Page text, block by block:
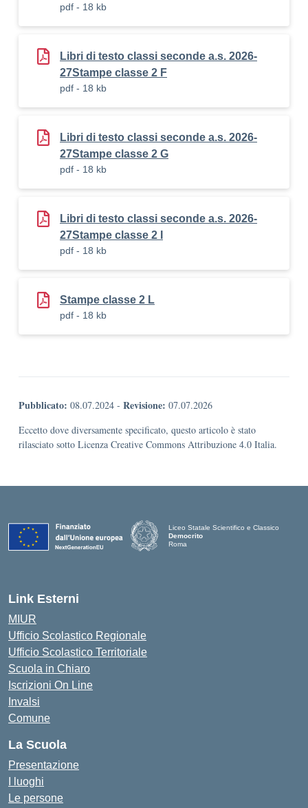
pdf - 18 kb
Libri di testo classi seconde a.s. 2026-
27Stampe classe 2 F
pdf - 18 kb
Libri di testo classi seconde a.s. 2026-
27Stampe classe 2 G
pdf - 18 kb
Libri di testo classi seconde a.s. 2026-
27Stampe classe 2 I
pdf - 18 kb
Stampe classe 2 L
pdf - 18 kb
Pubblicato: 08.07.2024 - Revisione: 07.07.2026
Eccetto dove diversamente specificato, questo articolo è stato
rilasciato sotto Licenza Creative Commons Attribuzione 4.0 Italia.
Liceo Statale Scientifico e Classico
Democrito
Roma
Link Esterni
MIUR
Ufficio Scolastico Regionale
Ufficio Scolastico Territoriale
Scuola in Chiaro
Iscrizioni On Line
Invalsi
Comune
La Scuola
Presentazione
I luoghi
Le persone